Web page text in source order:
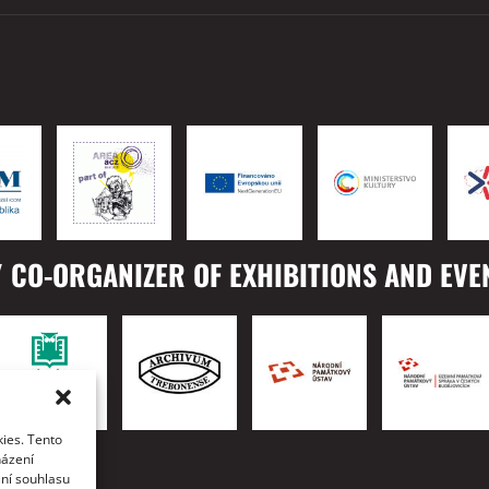
Tento
souhlasu
ORGANIZER OF EXHIBITIONS AND